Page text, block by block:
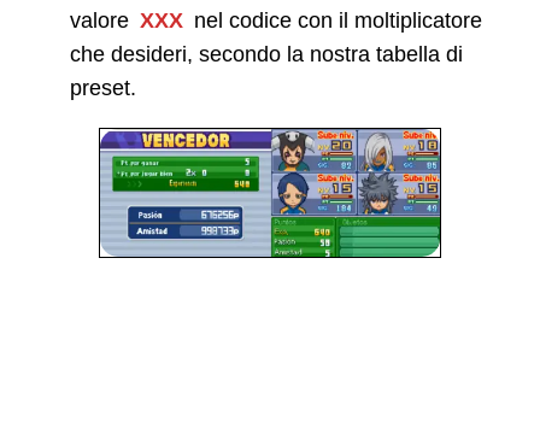
valore XXX nel codice con il moltiplicatore
che desideri, secondo la nostra tabella di
preset.